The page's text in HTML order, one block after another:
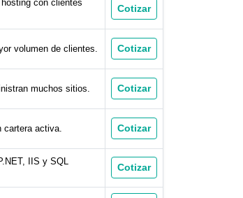
con clientes
Cotizar
volumen de clientes. Cotizar
muchos sitios. Cotizar
cartera activa. Cotizar
IIS y SQL
Cotizar